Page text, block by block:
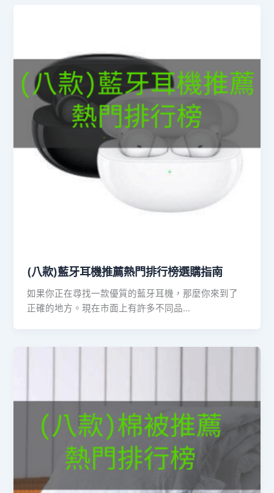
(八款)藍牙耳機推薦熱門排行榜選購指南
如果你正在尋找一款優質的藍牙耳機，那麼你來到了
正確的地方。現在市面上有許多不同品…